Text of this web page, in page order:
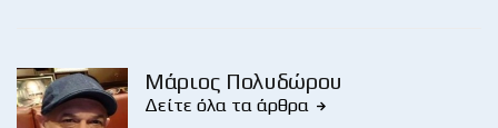
Μάριος Πολυδώρου
Δείτε όλα τα άρθρα